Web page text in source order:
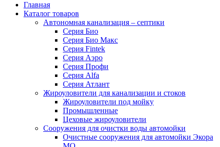
Главная
Каталог товаров
Автономная канализация – септики
Серия Био
Серия Био Макс
Серия Fintek
Серия Аэро
Серия Профи
Серия Alfa
Серия Атлант
Жироуловители для канализации и стоков
Жироуловители под мойку
Промышленные
Цеховые жироуловители
Сооружения для очистки воды автомойки
Очистные сооружения для автомойки Экора